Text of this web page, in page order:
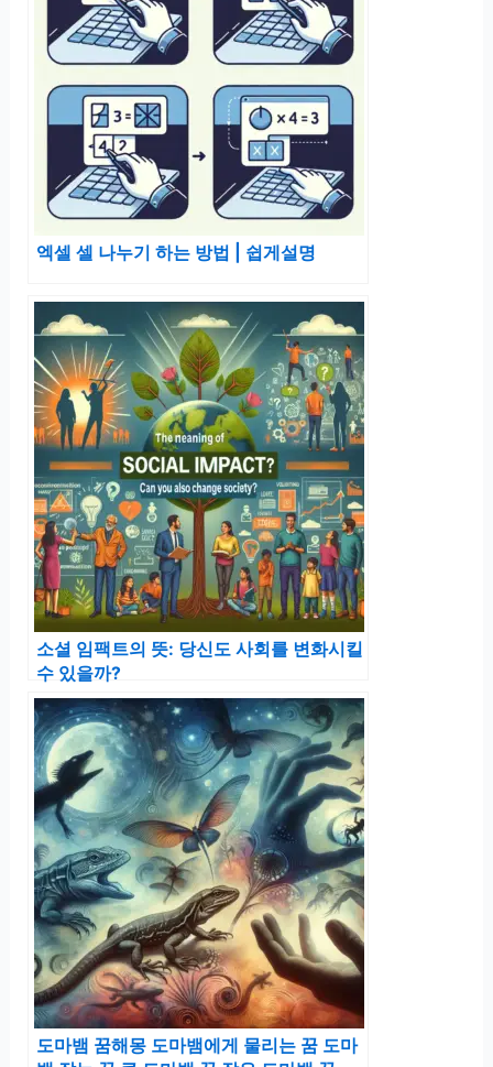
엑셀 셀 나누기 하는 방법 | 쉽게설명
소셜 임팩트의 뜻: 당신도 사회를 변화시킬
수 있을까?
도마뱀 꿈해몽 도마뱀에게 물리는 꿈 도마